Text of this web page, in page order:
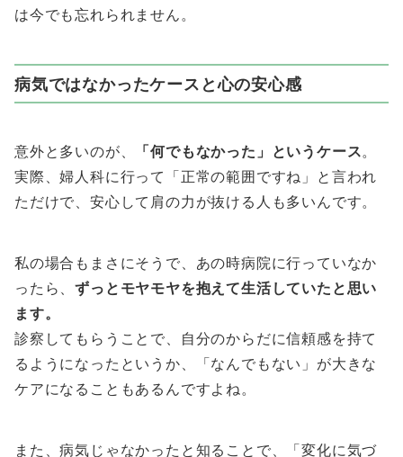
は今でも忘れられません。
病気ではなかったケースと心の安心感
意外と多いのが、 「何でもなかった」というケース。
実際、婦人科に行って「正常の範囲ですね」と言われ
ただけで、安心して肩の力が抜ける人も多いんです。
私の場合もまさにそうで、あの時病院に行っていなか
ったら、ずっとモヤモヤを抱えて生活していたと思い
ます。
診察してもらうことで、自分のからだに信頼感を持て
るようになったというか、「なんでもない」が大きな
ケアになることもあるんですよね。
また、病気じゃなかったと知ることで、「変化に気づ